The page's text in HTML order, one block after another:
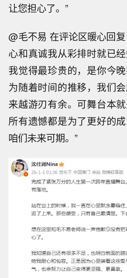
让您担心了。”
@毛不易 在评论区暖心回
心和真诚我从彩排时就已
我觉得最珍贵的，是你今
为随着时间的推移，我们
来越游刃有余。可舞台本
所有遗憾都是为了更好的
咱们未来可期。”